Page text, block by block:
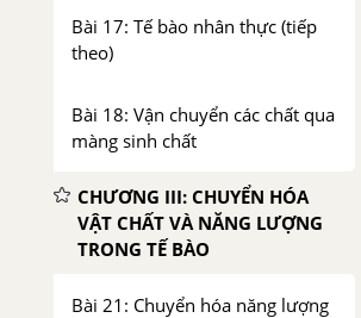
Bài 17: Tế bào nhân thực (tiếp
theo)
Bài 18: Vận chuyển các chất qua
màng sinh chất
CHƯƠNG III: CHUYỂN HÓA
VẬT CHẤT VÀ NĂNG LƯỢNG
TRONG TẾ BÀO
Bài 21: Chuyển hóa năng lượng